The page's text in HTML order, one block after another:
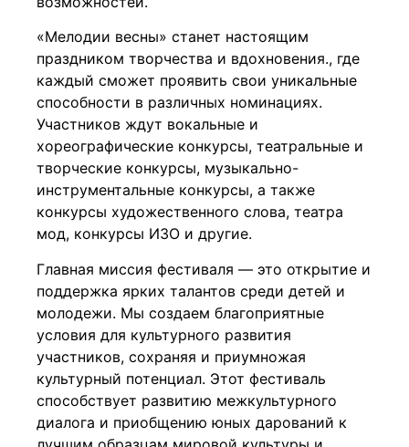
«Мелодии весны» станет настоящим
праздником творчества и вдохновения., где
каждый сможет проявить свои уникальные
способности в различных номинациях.
Участников ждут вокальные и
хореографические конкурсы, театральные и
творческие конкурсы, музыкально-
инструментальные конкурсы, а также
конкурсы художественного слова, театра
мод, конкурсы ИЗО и другие.
Главная миссия фестиваля — это открытие и
поддержка ярких талантов среди детей и
молодежи. Мы создаем благоприятные
условия для культурного развития
участников, сохраняя и приумножая
культурный потенциал. Этот фестиваль
способствует развитию межкультурного
диалога и приобщению юных дарований к